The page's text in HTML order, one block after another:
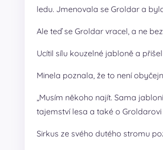
ledu. Jmenovala se Groldar a
Ale teď se Groldar vracel, a ne
Ucítil sílu kouzelné jabloně a
Minela poznala, že to není
„Musím někoho najít. Sama
tajemství lesa a také o
Sirkus ze svého dutého stromu